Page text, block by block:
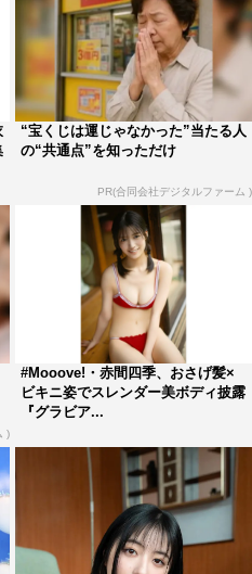
“宝くじは運じゃなかった”当たる人
の“共通点”を知っただけ
PR(合同会社デジタルファーム )
)
#Mooove!・赤間四季、おさげ髪×
ビキニ姿でスレンダー美ボディ披露
『グラビア...